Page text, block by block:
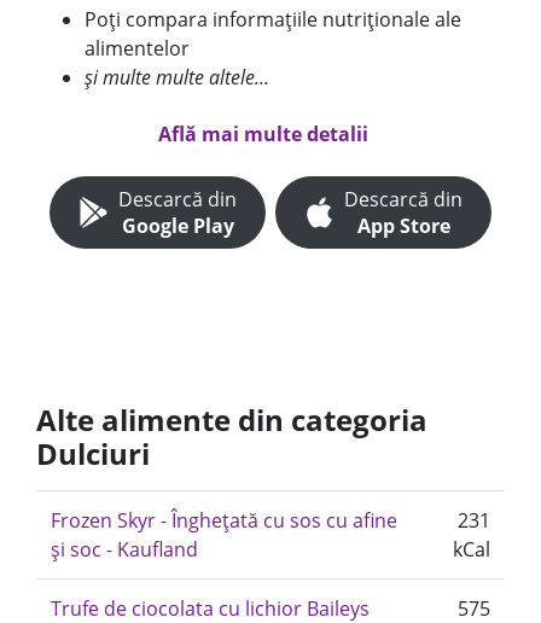
Poți compara informațiile nutriționale ale
alimentelor
și multe multe altele...
Află mai multe detalii
Descarcă din
Google Play
Descarcă din
App Store
Alte alimente din categoria
Dulciuri
Frozen Skyr - Înghețată cu sos cu afine
și soc - Kaufland
231
kCal
Trufe de ciocolata cu lichior Baileys
575